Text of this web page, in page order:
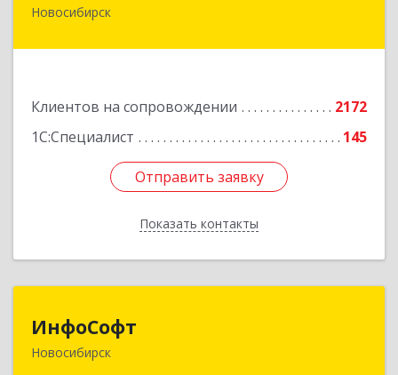
Новосибирск
Клиентов на сопровождении
2172
1С:Специалист
145
Отправить заявку
Показать контакты
630015, Новосибирская обл, Новосибирск г,
Подробнее
Отправить заявку
Назад
ИнфоСофт
Новосибирск
630091, Новосибирская обл, Новосибирск г,